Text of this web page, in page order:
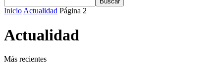
Inicio Actualidad Página 2
Actualidad
Más recientes